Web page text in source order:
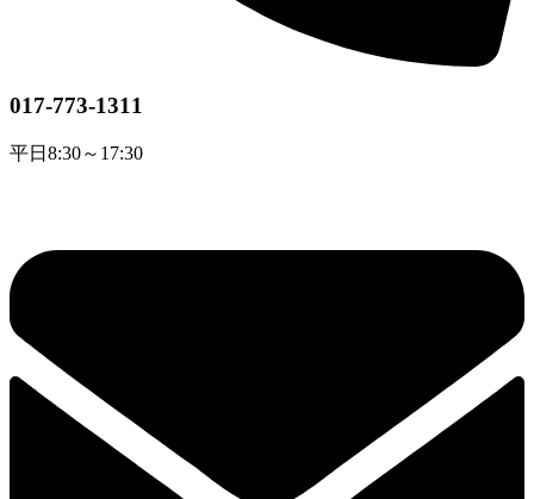
017-773-1311
平日8:30～17:30